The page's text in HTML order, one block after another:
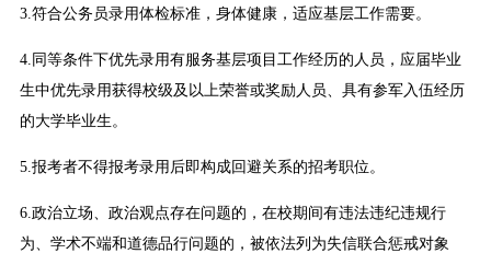
3.符合公务员录用体检标准，身体健康，适应基层工作需要。
4.同等条件下优先录用有服务基层项目工作经历的人员，应届毕业
生中优先录用获得校级及以上荣誉或奖励人员、具有参军入伍经历
的大学毕业生。
5.报考者不得报考录用后即构成回避关系的招考职位。
6.政治立场、政治观点存在问题的，在校期间有违法违纪违规行
为、学术不端和道德品行问题的，被依法列为失信联合惩戒对象